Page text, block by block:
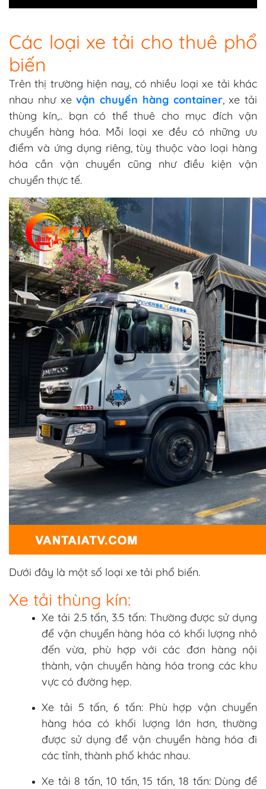
Các loại xe tải cho thuê phổ
biến
Trên thị trường hiện nay, có nhiều loại xe tải khác
nhau như xevận chuyển hàng container, xe tải
thùng kín,.. bạn có thể thuê cho mục đích vận
chuyển hàng hóa. Mỗi loại xe đều có những ưu
điểm và ứng dụng riêng, tùy thuộc vào loại hàng
hóa cần vận chuyển cũng như điều kiện vận
chuyển thực tế.
Dưới đây là một số loại xe tải phổ biến.
Xe tải thùng kín:
Xe tải 2.5 tấn, 3.5 tấn: Thường được sử dụng
để vận chuyển hàng hóa có khối lượng nhỏ
đến vừa, phù hợp với các đơn hàng nội
thành, vận chuyển hàng hóa trong các khu
vực có đường hẹp.
Xe tải 5 tấn, 6 tấn: Phù hợp vận chuyển
hàng hóa có khối lượng lớn hơn, thường
được sử dụng để vận chuyển hàng hóa đi
các tỉnh, thành phố khác nhau.
Xe tải 8 tấn, 10 tấn, 15 tấn, 18 tấn: Dùng để